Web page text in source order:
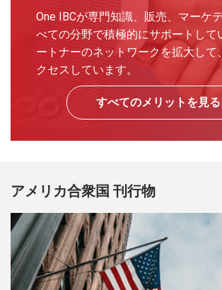
One IBCが専門知識、販売、マーケ
べての分野で積極的にサポートして
ートナーのネットワークを拡大して
クセスしています。
すべてのメリットを見る
アメリカ合衆国 刊行物